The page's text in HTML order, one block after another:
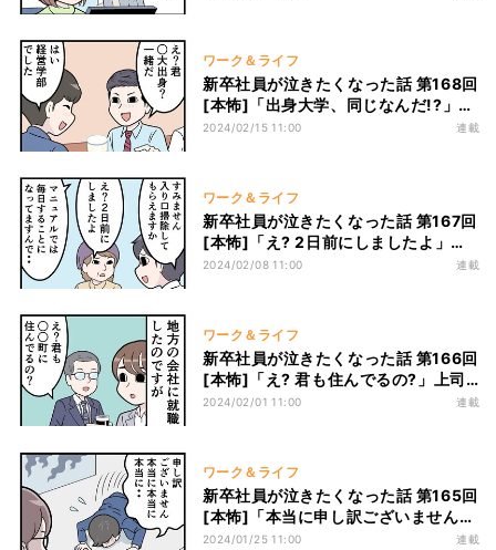
ワーク＆ライフ
新卒社員が泣きたくなった話 第168回
[本怖]「出身大学、同じなんだ!?」学
閥で贔屓する先輩、私は肩身が狭すぎ
2024/02/15 11:00 連載
ワーク＆ライフ
新卒社員が泣きたくなった話 第167回
[本怖]「え? 2日前にしましたよ」パ
ートさんに清掃を頼むも、非協力的
2024/02/08 11:00 連載
ワーク＆ライフ
新卒社員が泣きたくなった話 第166回
[本怖]「え? 君も住んでるの?」上司
がご近所さんと発覚!? 嫌な予感は的
2024/02/01 11:00 連載
ワーク＆ライフ
新卒社員が泣きたくなった話 第165回
[本怖]「本当に申し訳ございません」
上司に必死に謝る新卒社員に一体何
2024/01/25 11:00 連載